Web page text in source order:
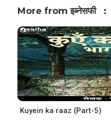
More from इब्नेसफी
Kuyein ka raaz (Part-5)